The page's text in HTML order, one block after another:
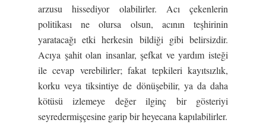
arzusu hissediyor olabilirler. Acı çekenlerin
politikası ne olursa olsun, acının teşhirinin
yaratacağı etki herkesin bildiği gibi belirsizdir.
Acıya şahit olan insanlar, şefkat ve yardım isteği
ile cevap verebilirler; fakat tepkileri kayıtsızlık,
korku veya tiksintiye de dönüşebilir, ya da daha
kötüsü izlemeye değer ilginç bir gösteriyi
seyredermişçesine garip bir heyecana kapılabilirler.